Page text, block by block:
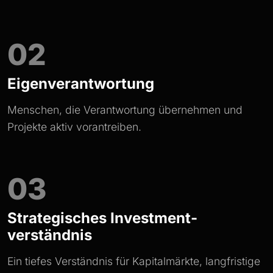
02
Eigen­verantwortung
Menschen, die Verantwortung übernehmen und
Projekte aktiv vorantreiben.
03
Strategisches Investment­
verständnis
Ein tiefes Verständnis für Kapitalmärkte, langfristige